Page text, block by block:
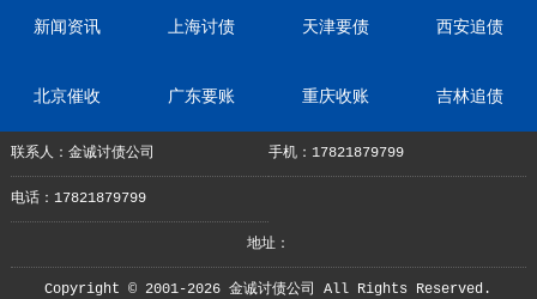
新闻资讯 上海讨债 天津要债 西安追债
北京催收 广东要账 重庆收账 吉林追债
联系人：金诚讨债公司 手机：17821879799
电话：17821879799
地址：
Copyright © 2001-2026 金诚讨债公司 All Rights Reserved.